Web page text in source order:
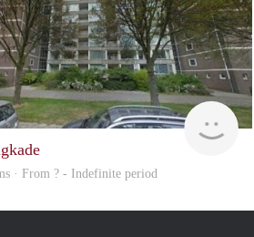
rent
· From ? - Indefinite period